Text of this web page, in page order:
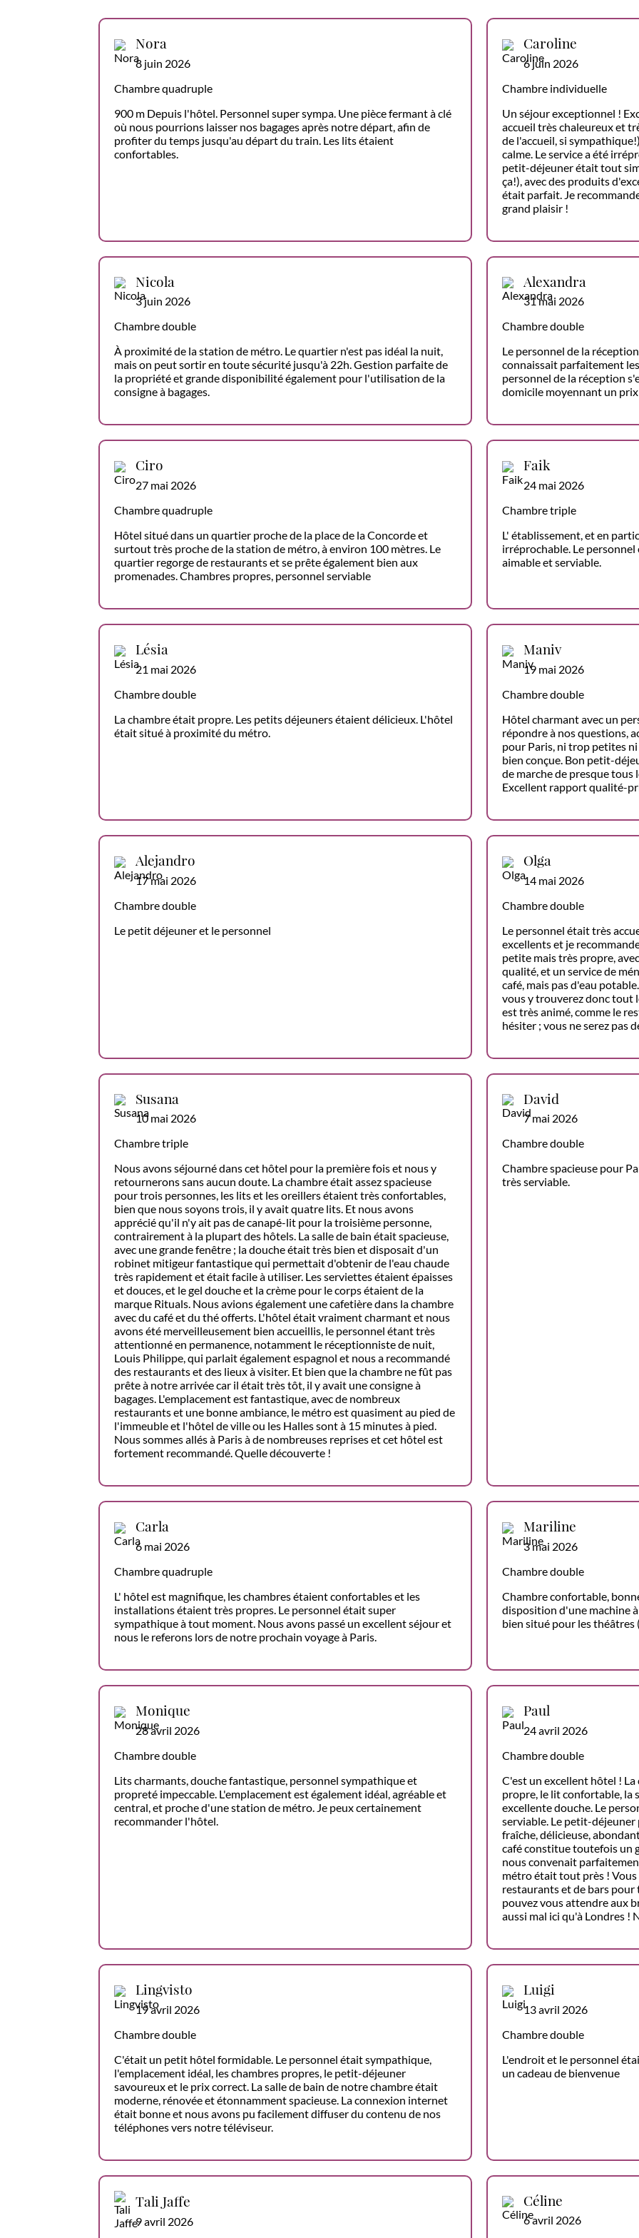
Nora
8 juin 2026
Chambre quadruple
900 m Depuis l'hôtel. Personnel super sympa. Une pièce fermant à clé
où nous pourrions laisser nos bagages après notre départ, afin de
profiter du temps jusqu'au départ du train. Les lits étaient
confortables.
Caroline
6 juin 2026
Chambre individuelle
Un séjour exceptionnel !
accueil très chaleureux et
de l'accueil, si
calme. Le service a été
petit-déjeuner était tout
ça!), avec des produits
était parfait. Je
grand plaisir !
Nicola
3 juin 2026
Chambre double
À proximité de la station de métro. Le quartier n'est pas idéal la nuit,
mais on peut sortir en toute sécurité jusqu'à 22h. Gestion parfaite de
la propriété et grande disponibilité également pour l'utilisation de la
consigne à bagages.
Alexandra
31 mai 2026
Chambre double
Le personnel de la
connaissait parfaitement
personnel de la réception
domicile moyennant un
Ciro
27 mai 2026
Chambre quadruple
Hôtel situé dans un quartier proche de la place de la Concorde et
surtout très proche de la station de métro, à environ 100 mètres. Le
quartier regorge de restaurants et se prête également bien aux
promenades. Chambres propres, personnel serviable
Faik
24 mai 2026
Chambre triple
L' établissement, et en
irréprochable. Le
aimable et serviable.
Lésia
21 mai 2026
Chambre double
La chambre était propre. Les petits déjeuners étaient délicieux. L'hôtel
était situé à proximité du métro.
Maniv
19 mai 2026
Chambre double
Hôtel charmant avec un
répondre à nos questions,
pour Paris, ni trop petites
bien conçue. Bon petit-
de marche de presque tous
Excellent rapport qualité-
Alejandro
17 mai 2026
Chambre double
Le petit déjeuner et le personnel
Olga
14 mai 2026
Chambre double
Le personnel était très
excellents et je
petite mais très propre,
qualité, et un service de
café, mais pas d'eau
vous y trouverez donc tout
est très animé, comme le
hésiter ; vous ne serez pas
Susana
10 mai 2026
Chambre triple
Nous avons séjourné dans cet hôtel pour la première fois et nous y
retournerons sans aucun doute. La chambre était assez spacieuse
pour trois personnes, les lits et les oreillers étaient très confortables,
bien que nous soyons trois, il y avait quatre lits. Et nous avons
apprécié qu'il n'y ait pas de canapé-lit pour la troisième personne,
contrairement à la plupart des hôtels. La salle de bain était spacieuse,
avec une grande fenêtre ; la douche était très bien et disposait d'un
robinet mitigeur fantastique qui permettait d'obtenir de l'eau chaude
très rapidement et était facile à utiliser. Les serviettes étaient épaisses
et douces, et le gel douche et la crème pour le corps étaient de la
marque Rituals. Nous avions également une cafetière dans la chambre
avec du café et du thé offerts. L'hôtel était vraiment charmant et nous
avons été merveilleusement bien accueillis, le personnel étant très
attentionné en permanence, notamment le réceptionniste de nuit,
Louis Philippe, qui parlait également espagnol et nous a recommandé
des restaurants et des lieux à visiter. Et bien que la chambre ne fût pas
prête à notre arrivée car il était très tôt, il y avait une consigne à
bagages. L'emplacement est fantastique, avec de nombreux
restaurants et une bonne ambiance, le métro est quasiment au pied de
l'immeuble et l'hôtel de ville ou les Halles sont à 15 minutes à pied.
Nous sommes allés à Paris à de nombreuses reprises et cet hôtel est
fortement recommandé. Quelle découverte !
David
7 mai 2026
Chambre double
Chambre spacieuse pour
très serviable.
Carla
6 mai 2026
Chambre quadruple
L' hôtel est magnifique, les chambres étaient confortables et les
installations étaient très propres. Le personnel était super
sympathique à tout moment. Nous avons passé un excellent séjour et
nous le referons lors de notre prochain voyage à Paris.
Mariline
3 mai 2026
Chambre double
Chambre confortable,
disposition d'une machine
bien situé pour les théâtres
Monique
28 avril 2026
Chambre double
Lits charmants, douche fantastique, personnel sympathique et
propreté impeccable. L'emplacement est également idéal, agréable et
central, et proche d'une station de métro. Je peux certainement
recommander l'hôtel.
Paul
24 avril 2026
Chambre double
C'est un excellent hôtel !
propre, le lit confortable, la
excellente douche. Le
serviable. Le petit-
fraîche, délicieuse,
café constitue toutefois un
nous convenait
métro était tout près !
restaurants et de bars pour
pouvez vous attendre aux
aussi mal ici qu'à Londres !
Lingvisto
19 avril 2026
Chambre double
C'était un petit hôtel formidable. Le personnel était sympathique,
l'emplacement idéal, les chambres propres, le petit-déjeuner
savoureux et le prix correct. La salle de bain de notre chambre était
moderne, rénovée et étonnamment spacieuse. La connexion internet
était bonne et nous avons pu facilement diffuser du contenu de nos
téléphones vers notre téléviseur.
Luigi
13 avril 2026
Chambre double
L'endroit et le personnel
un cadeau de bienvenue
Tali Jaffe
9 avril 2026
Céline
6 avril 2026